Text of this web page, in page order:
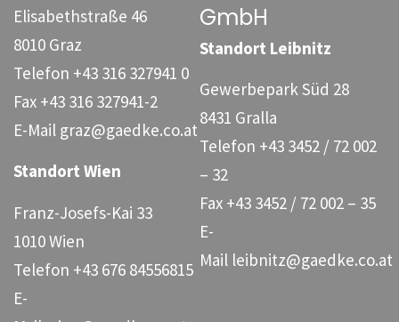
Elisabethstraße 46
8010 Graz
Telefon +43 316 327941 0
Fax +43 316 327941-2
E-Mail graz@gaedke.co.at
Standort Wien
Franz-Josefs-Kai 33
1010 Wien
Telefon +43 676 84556815
E-
GmbH
Standort Leibnitz
Gewerbepark Süd 28
8431 Gralla
Telefon +43 3452 / 72 002
– 32
Fax +43 3452 / 72 002 – 35
E-
Mail leibnitz@gaedke.co.at